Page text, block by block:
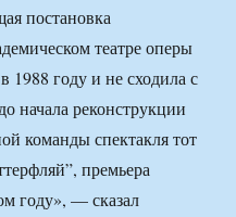
постановка
театре оперы
1988 году и не сходила с
начала реконструкции
команды спектакля тот
премьера
году», — сказал